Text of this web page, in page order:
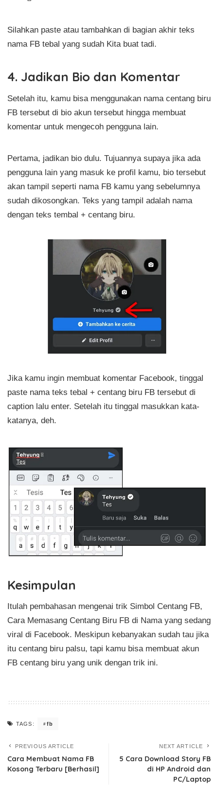
Silahkan paste atau tambahkan di bagian akhir teks
nama FB tebal yang sudah Kita buat tadi.
4. Jadikan Bio dan Komentar
Setelah itu, kamu bisa menggunakan nama centang biru
FB tersebut di bio akun tersebut hingga membuat
komentar untuk mengecoh pengguna lain.
Pertama, jadikan bio dulu. Tujuannya supaya jika ada
pengguna lain yang masuk ke profil kamu, bio tersebut
akan tampil seperti nama FB kamu yang sebelumnya
sudah dikosongkan. Teks yang tampil adalah nama
dengan teks tembal + centang biru.
Jika kamu ingin membuat komentar Facebook, tinggal
paste nama teks tebal + centang biru FB tersebut di
caption lalu enter. Setelah itu tinggal masukkan kata-
katanya, deh.
Kesimpulan
Itulah pembahasan mengenai trik Simbol Centang FB,
Cara Memasang Centang Biru FB di Nama yang sedang
viral di Facebook. Meskipun kebanyakan sudah tau jika
itu centang biru palsu, tapi kamu bisa membuat akun
FB centang biru yang unik dengan trik ini.
TAGS: fb
PREVIOUS ARTICLE
Cara Membuat Nama FB
Kosong Terbaru [Berhasil]
NEXT ARTICLE
5 Cara Download Story FB
di HP Android dan
PC/Laptop